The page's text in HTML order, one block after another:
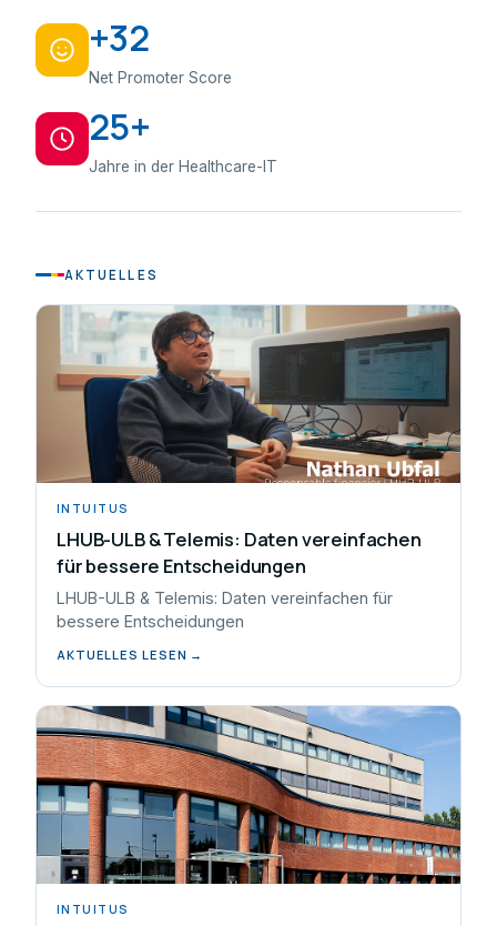
+32
Net Promoter Score
25+
Jahre in der Healthcare-IT
AKTUELLES
INTUITUS
LHUB-ULB & Telemis: Daten vereinfachen
für bessere Entscheidungen
LHUB-ULB & Telemis: Daten vereinfachen für
bessere Entscheidungen
AKTUELLES LESEN →
INTUITUS